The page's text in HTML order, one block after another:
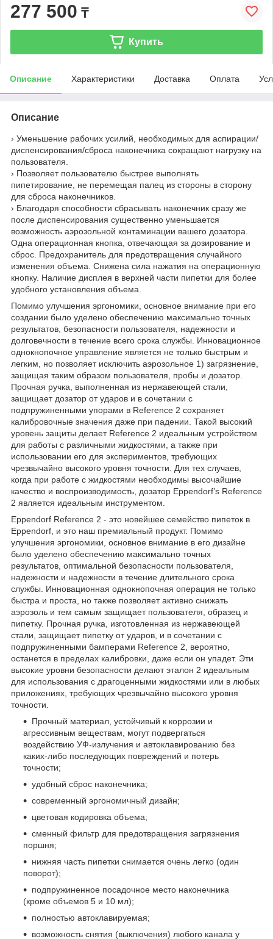
277 500 ₸
Купить
Описание Характеристики Доставка Оплата
Описание
› Уменьшение рабочих усилий, необходимых для аспирации/
диспенсирования/сброса наконечника сокращают нагрузку на
пользователя.
› Позволяет пользователю быстрее выполнять
пипетирование, не перемещая палец из стороны в сторону
для сброса наконечников.
› Благодаря способности сбрасывать наконечник сразу же
после диспенсирования существенно уменьшается
возможность аэрозольной контаминации вашего дозатора.
Одна операционная кнопка, отвечающая за дозирование и
сброс. Предохранитель для предотвращения случайного
изменения объема. Снижена сила нажатия на операционную
кнопку. Наличие дисплея в верхней части пипетки для более
удобного установления объема.
Помимо улучшения эргономики, основное внимание при его
создании было уделено обеспечению максимально точных
результатов, безопасности пользователя, надежности и
долговечности в течение всего срока службы. Инновационное
однокнопочное управление является не только быстрым и
легким, но позволяет исключить аэрозольное 1) загрязнение,
защищая таким образом пользователя, пробы и дозатор.
Прочная ручка, выполненная из нержавеющей стали,
защищает дозатор от ударов и в сочетании с
подпружиненными упорами в Reference 2 сохраняет
калибровочные значения даже при падении. Такой высокий
уровень защиты делает Reference 2 идеальным устройством
для работы с различными жидкостями, а также при
использовании его для экспериментов, требующих
чрезвычайно высокого уровня точности. Для тех случаев,
когда при работе с жидкостями необходимы высочайшие
качество и воспроизводимость, дозатор Eppendorf’s Reference
2 является идеальным инструментом.
Eppendorf Reference 2 - это новейшее семейство пипеток в
Eppendorf, и это наш премиальный продукт. Помимо
улучшения эргономики, основное внимание в его дизайне
было уделено обеспечению максимально точных
результатов, оптимальной безопасности пользователя,
надежности и надежности в течение длительного срока
службы. Инновационная однокнопочная операция не только
быстра и проста, но также позволяет активно снижать
аэрозоль и тем самым защищает пользователя, образец и
пипетку. Прочная ручка, изготовленная из нержавеющей
стали, защищает пипетку от ударов, и в сочетании с
подпружиненными бамперами Reference 2, вероятно,
останется в пределах калибровки, даже если он упадет. Эти
высокие уровни безопасности делают эталон 2 идеальным
для использования с драгоценными жидкостями или в любых
приложениях, требующих чрезвычайно высокого уровня
точности.
Прочный материал, устойчивый к коррозии и
агрессивным веществам, могут подвергаться
воздействию УФ-излучения и автоклавированию без
каких-либо последующих повреждений и потерь
точности;
удобный сброс наконечника;
современный эргономичный дизайн;
цветовая кодировка объема;
сменный фильтр для предотвращения загрязнения
поршня;
нижняя часть пипетки снимается очень легко (один
поворот);
подпружиненное посадочное место наконечника
(кроме объемов 5 и 10 мл);
полностью автоклавируемая;
возможность снятия (выключения) любого канала у